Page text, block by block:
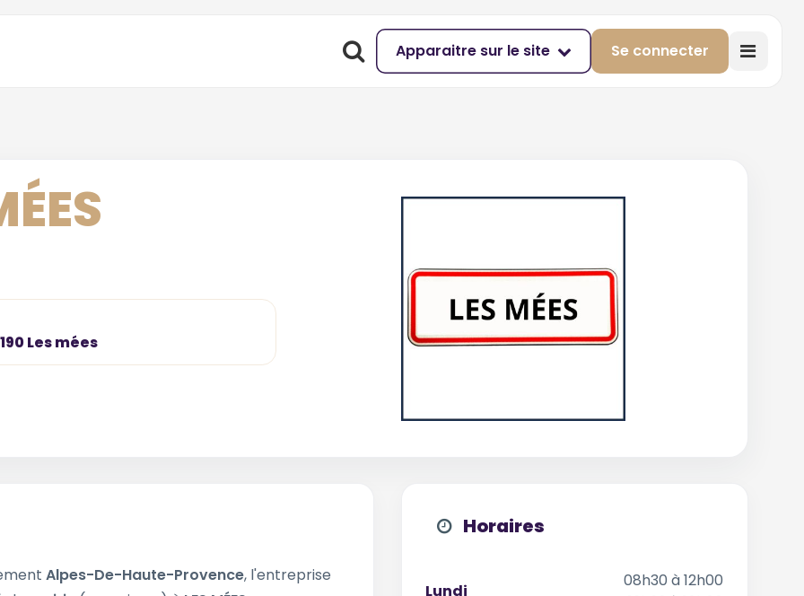
Apparaitre sur le site Se connecter
Les mées
Alpes-De-Haute-Provence, l'entreprise
Horaires
Lundi
08h30 à 12h00